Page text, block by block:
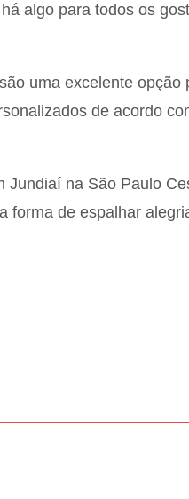
algo para todos os
uma excelente
de acordo
na São Paulo
de espalhar